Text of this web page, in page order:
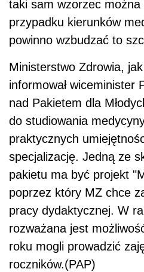
taki sam wzorzec można
przypadku kierunków
powinno wzbudzać to
Ministerstwo Zdrowia,
informował wiceminister
nad Pakietem dla
do studiowania
praktycznych
specjalizację. Jedną ze
pakietu ma być projekt
poprzez który MZ chce
pracy dydaktycznej. W
rozważana jest
roku mogli prowadzić
roczników.(PAP)